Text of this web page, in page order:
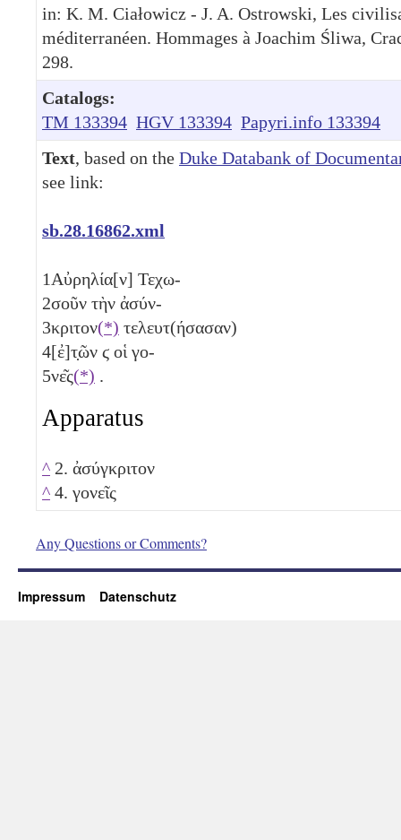
in: K. M. Ciałowicz - J. A. Ostrowski, Les
méditerranéen. Hommages à Joachim Śliwa,
298.
Catalogs:
TM 133394 HGV 133394 Papyri.info 133394
Text, based on the Duke Databank of
see link:
sb.28.16862.xml
1 Αὐρηλία[ν] Τεχω-
2σοῦν τὴν ἀσύν-
3κριτον(*) τελευτ(ήσασαν)
4[ἐ]τ̣ῶν ϛ οἱ γο-
5νε͂ς(*) .
Apparatus
^ 2. ἀσύγκριτον
^ 4. γονεῖς
Any Questions or Comments?
Impressum Datenschutz